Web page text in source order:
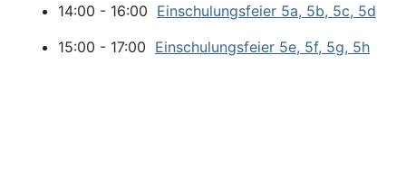
14:00 - 16:00 Einschulungsfeier 5a, 5b, 5c, 5d
15:00 - 17:00 Einschulungsfeier 5e, 5f, 5g, 5h